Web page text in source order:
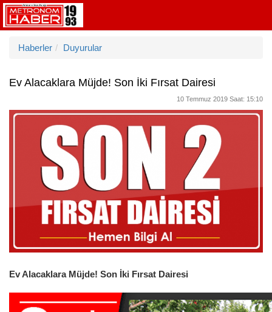
Haberler Duyurular
Ev Alacaklara Müjde! Son İki Fırsat Dairesi
10 Temmuz 2019 Saat: 15:10
Ev Alacaklara Müjde! Son İki Fırsat Dairesi